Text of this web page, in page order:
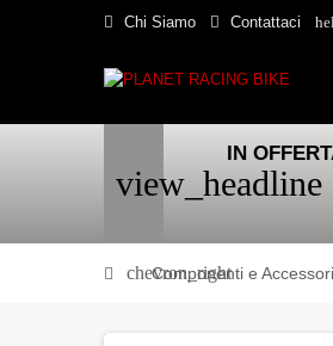
Chi Siamo Contattaci
view_headline
IN
chevron_right
Componenti e Accessori